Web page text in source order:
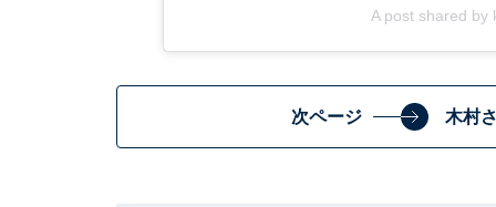
A post shared by
次ページ 木村